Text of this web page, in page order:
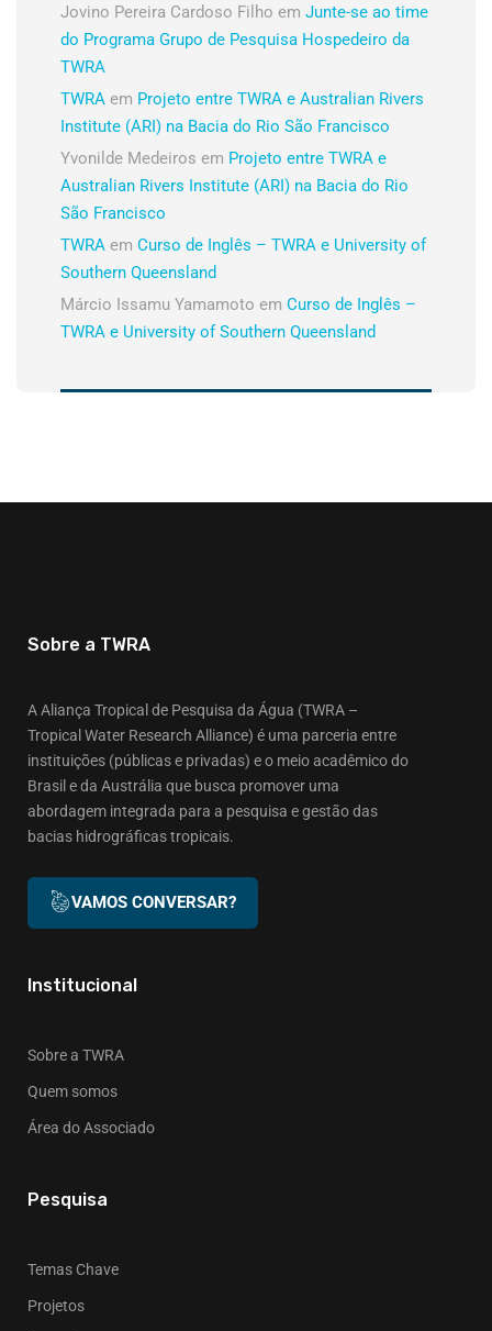
Jovino Pereira Cardoso Filho em Junte-se ao time
do Programa Grupo de Pesquisa Hospedeiro da
TWRA
TWRA em Projeto entre TWRA e Australian Rivers
Institute (ARI) na Bacia do Rio São Francisco
Yvonilde Medeiros em Projeto entre TWRA e
Australian Rivers Institute (ARI) na Bacia do Rio
São Francisco
TWRA em Curso de Inglês – TWRA e University of
Southern Queensland
Márcio Issamu Yamamoto em Curso de Inglês –
TWRA e University of Southern Queensland
Sobre a TWRA
A Aliança Tropical de Pesquisa da Água (TWRA –
Tropical Water Research Alliance) é uma parceria entre
instituições (públicas e privadas) e o meio acadêmico do
Brasil e da Austrália que busca promover uma
abordagem integrada para a pesquisa e gestão das
bacias hidrográficas tropicais.
VAMOS CONVERSAR?
Institucional
Sobre a TWRA
Quem somos
Área do Associado
Pesquisa
Temas Chave
Projetos